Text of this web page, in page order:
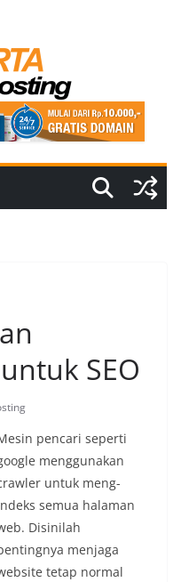
SEO
pencari seperti
menggunakan
untuk meng-
semua halaman
Disinilah
menjaga
tetap normal